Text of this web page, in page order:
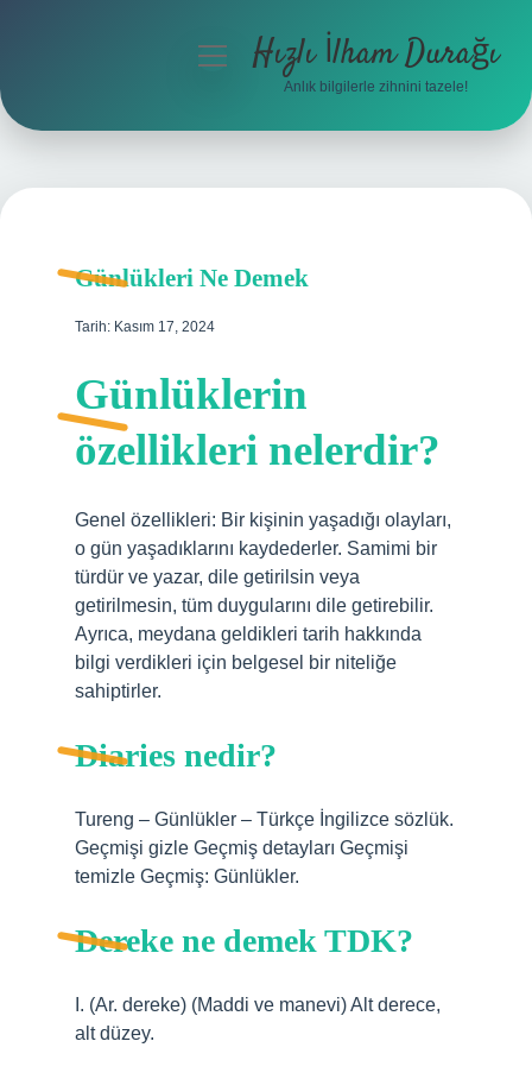
Hakkımızda
menüyüHızlı İlham Durağı
Anlık bilgilerle zihnini tazele!
Günlükleri Ne Demek
Tarih: Kasım 17, 2024
Günlüklerin
özellikleri nelerdir?
Genel özellikleri: Bir kişinin yaşadığı olayları,
o gün yaşadıklarını kaydederler. Samimi bir
türdür ve yazar, dile getirilsin veya
getirilmesin, tüm duygularını dile getirebilir.
Ayrıca, meydana geldikleri tarih hakkında
bilgi verdikleri için belgesel bir niteliğe
sahiptirler.
Diaries nedir?
Tureng – Günlükler – Türkçe İngilizce sözlük.
Geçmişi gizle Geçmiş detayları Geçmişi
temizle Geçmiş: Günlükler.
Dereke ne demek TDK?
I. (Ar. dereke) (Maddi ve manevi) Alt derece,
alt düzey.